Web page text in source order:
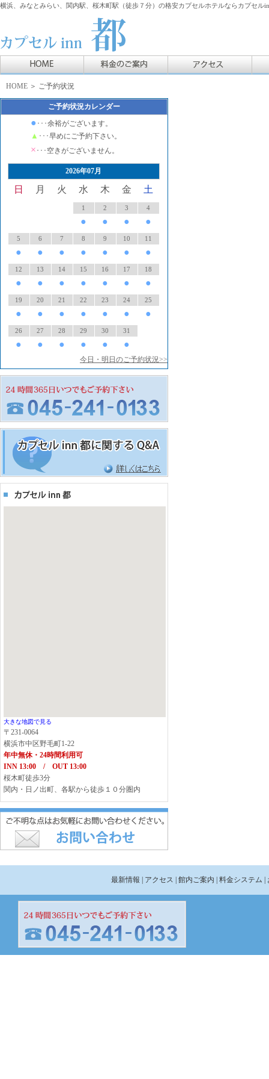
横浜、みなとみらい、関内駅、桜木町駅（徒歩７分）の格安カプセルホテルならカプセル
HOME ＞ ご予約状況
ご予約状況カレンダー
● ･･･余裕がございます。
▲ ･･･早めにご予約下さい。
× ･･･空きがございません。
2026年07月
日 月 火 水 木 金 土
1
●
2
●
3
●
4
●
5
●
6
●
7
●
8
●
9
●
10
●
11
●
12
●
13
●
14
●
15
●
16
●
17
●
18
●
19
●
20
●
21
●
22
●
23
●
24
●
25
●
26
●
27
●
28
●
29
●
30
●
31
●
今日・明日のご予約状況>>
大きな地図で見る
〒231-0064
横浜市中区野毛町1-22
年中無休・24時間利用可
INN 13:00 / OUT 13:00
桜木町徒歩3分
関内・日ノ出町、各駅から徒歩１０分圏内
最新情報 | アクセス | 館内ご案内 | 料金システム